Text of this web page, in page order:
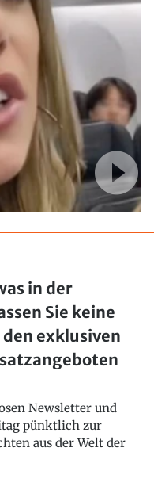
in der
Sie keine
exklusiven
Newsletter und
pünktlich zur
aus der Welt der